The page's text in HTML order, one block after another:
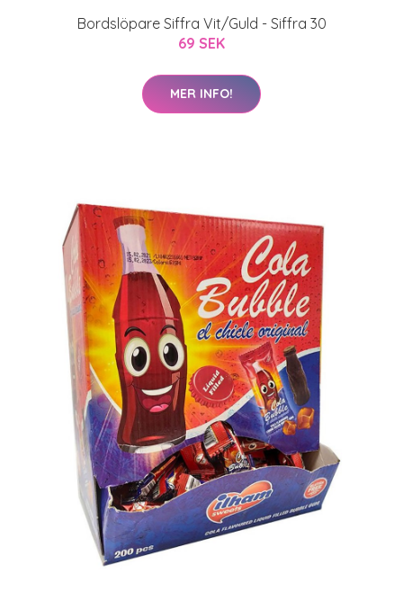
Bordslöpare Siffra Vit/Guld - Siffra 30
69 SEK
MER INFO!